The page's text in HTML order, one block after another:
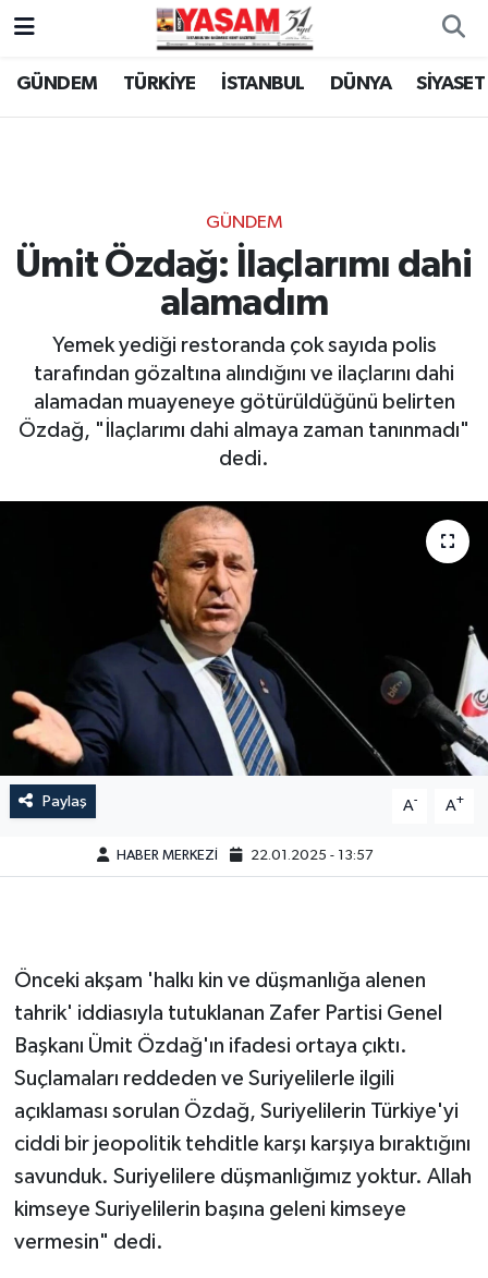
GÜNDEM TÜRKİYE İSTANBUL DÜNYA SİYASET
GÜNDEM
Ümit Özdağ: İlaçlarımı dahi
alamadım
Yemek yediği restoranda çok sayıda polis
tarafından gözaltına alındığını ve ilaçlarını dahi
alamadan muayeneye götürüldüğünü belirten
Özdağ, "İlaçlarımı dahi almaya zaman tanınmadı"
dedi.
Paylaş A- A+
HABER MERKEZİ 22.01.2025 - 13:57
Önceki akşam 'halkı kin ve düşmanlığa alenen
tahrik' iddiasıyla tutuklanan Zafer Partisi Genel
Başkanı Ümit Özdağ'ın ifadesi ortaya çıktı.
Suçlamaları reddeden ve Suriyelilerle ilgili
açıklaması sorulan Özdağ, Suriyelilerin Türkiye'yi
ciddi bir jeopolitik tehditle karşı karşıya bıraktığını
savunduk. Suriyelilere düşmanlığımız yoktur. Allah
kimseye Suriyelilerin başına geleni kimseye
vermesin" dedi.